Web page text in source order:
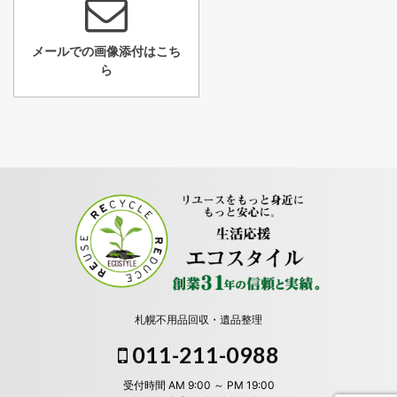
メールでの画像添付はこち
ら
札幌不用品回収・遺品整理
011-211-0988
受付時間 AM 9:00 ～ PM 19:00